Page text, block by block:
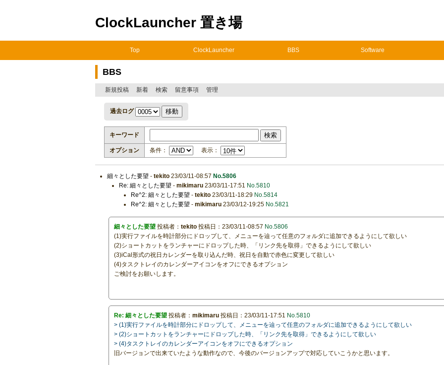
ClockLauncher 置き場
Top ClockLauncher BBS Software
BBS
新規投稿 新着 検索 留意事項 管理
過去ログ
キーワード
オプション 条件： 表示：
細々とした要望 - tekito 23/03/11-08:57 No.5806
Re: 細々とした要望 - mikimaru 23/03/11-17:51 No.5810
Re^2: 細々とした要望 - tekito 23/03/11-18:29 No.5814
Re^2: 細々とした要望 - mikimaru 23/03/12-19:25 No.5821
細々とした要望 投稿者：tekito 投稿日：23/03/11-08:57 No.5806
(1)実行ファイルを時計部分にドロップして、メニューを辿って任意のフォルダに追加できるようにして欲しい
(2)ショートカットをランチャーにドロップした時、「リンク先を取得」できるようにして欲しい
(3)iCal形式の祝日カレンダーを取り込んだ時、祝日を自動で赤色に変更して欲しい
(4)タスクトレイのカレンダーアイコンをオフにできるオプション
ご検討をお願いします。
Re: 細々とした要望 投稿者：mikimaru 投稿日：23/03/11-17:51 No.5810
> (1)実行ファイルを時計部分にドロップして、メニューを辿って任意のフォルダに追加できるようにして欲しい
> (2)ショートカットをランチャーにドロップした時、「リンク先を取得」できるようにして欲しい
> (4)タスクトレイのカレンダーアイコンをオフにできるオプション
旧バージョンで出来ていたような動作なので、今後のバージョンアップで対応していこうかと思います。